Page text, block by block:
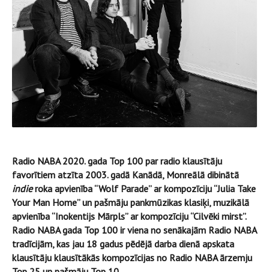
Radio NABA 2020. gada Top 100 par radio klausītāju
favorītiem atzīta 2003. gadā Kanādā, Monreālā dibinātā
indieroka apvienība “Wolf Parade” ar kompozīciju “Julia Take
Your Man Home” un pašmāju pankmūzikas klasiķi, muzikālā
apvienība “Inokentijs Mārpls” ar kompozīciju “Cilvēki mirst”.
Radio NABA gada Top 100 ir viena no senākajām Radio NABA
tradīcijām, kas jau 18 gadus pēdējā darba dienā apskata
klausītāju klausītākās kompozīcijas no Radio NABA ārzemju